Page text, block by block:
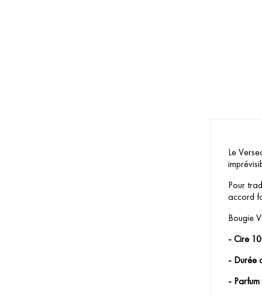
Le
Pour
accord
Bougie
- Cire
- Durée
-